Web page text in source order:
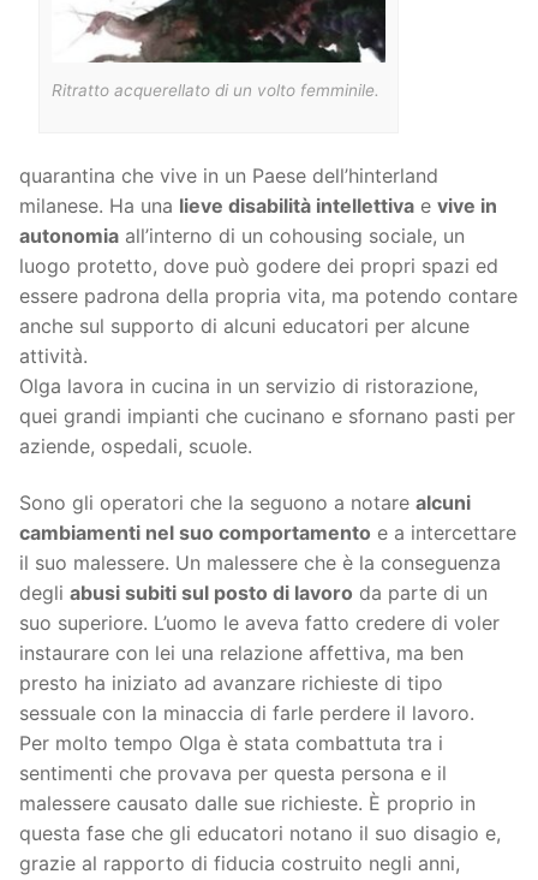
Ritratto acquerellato di un volto femminile.
quarantina che vive in un Paese dell’hinterland
milanese. Ha una lieve disabilità intellettiva e vive in
autonomia all’interno di un cohousing sociale, un
luogo protetto, dove può godere dei propri spazi ed
essere padrona della propria vita, ma potendo contare
anche sul supporto di alcuni educatori per alcune
attività.
Olga lavora in cucina in un servizio di ristorazione,
quei grandi impianti che cucinano e sfornano pasti per
aziende, ospedali, scuole.
Sono gli operatori che la seguono a notare alcuni
cambiamenti nel suo comportamento e a intercettare
il suo malessere. Un malessere che è la conseguenza
degli abusi subiti sul posto di lavoro da parte di un
suo superiore. L’uomo le aveva fatto credere di voler
instaurare con lei una relazione affettiva, ma ben
presto ha iniziato ad avanzare richieste di tipo
sessuale con la minaccia di farle perdere il lavoro.
Per molto tempo Olga è stata combattuta tra i
sentimenti che provava per questa persona e il
malessere causato dalle sue richieste. È proprio in
questa fase che gli educatori notano il suo disagio e,
grazie al rapporto di fiducia costruito negli anni,